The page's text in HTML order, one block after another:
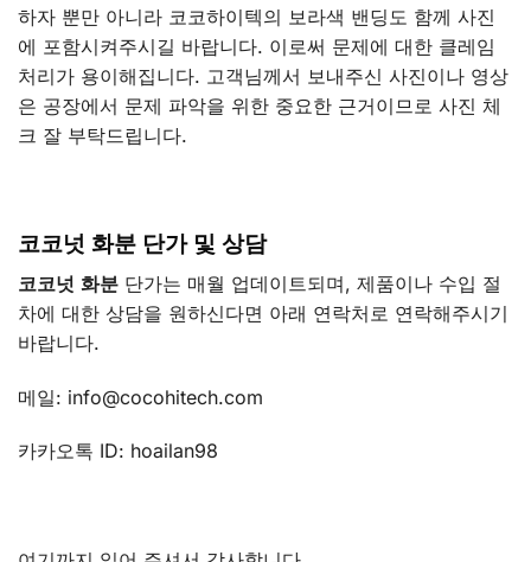
하자 뿐만 아니라 코코하이텍의 보라색 밴딩도 함께 사진
에 포함시켜주시길 바랍니다. 이로써 문제에 대한 클레임
처리가 용이해집니다. 고객님께서 보내주신 사진이나 영상
은 공장에서 문제 파악을 위한 중요한 근거이므로 사진 체
크 잘 부탁드립니다.
코코넛 화분 단가 및 상담
코코넛 화분 단가는 매월 업데이트되며, 제품이나 수입 절
차에 대한 상담을 원하신다면 아래 연락처로 연락해주시기
바랍니다.
메일: info@cocohitech.com
카카오톡 ID: hoailan98